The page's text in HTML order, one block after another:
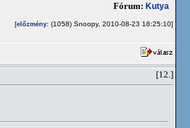
Fórum: Kutya
[előzmény: (1058) Snoopy, 2010-08-23 18:25:10]
[12.]